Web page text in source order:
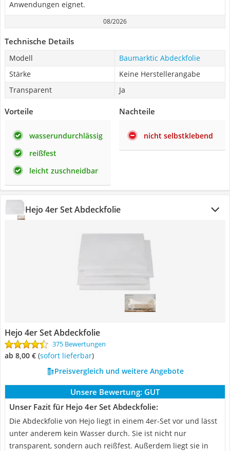
Anwendungen eignet.
08/2026
Technische Details
Modell
Baumarktic Abdeckfolie
Stärke
Keine Herstellerangabe
Transparent
Ja
Vorteile
wasserundurchlässig
reißfest
leicht zuschneidbar
Nachteile
nicht selbstklebend
Hejo 4er Set Abdeckfolie
Hejo 4er Set Abdeckfolie
375 Bewertungen
ab 8,00 € ( Sofort lieferbar)
Preisvergleich und weitere Angebote
Unsere Bewertung: GUT
Unser Fazit für Hejo 4er Set Abdeckfolie:
Die Abdeckfolie von Hejo liegt in einem 4er-Set vor und lässt
unter anderem kein Wasser durch. Sie ist nicht nur
transparent, sondern auch reißfest. Außerdem liegt sie in